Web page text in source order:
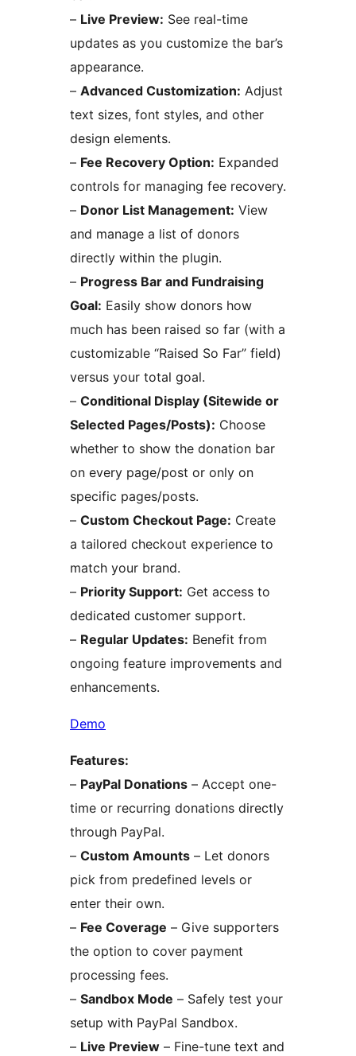
– Live Preview: See real-time
updates as you customize the bar’s
appearance.
– Advanced Customization: Adjust
text sizes, font styles, and other
design elements.
– Fee Recovery Option: Expanded
controls for managing fee recovery.
– Donor List Management: View
and manage a list of donors
directly within the plugin.
– Progress Bar and Fundraising
Goal: Easily show donors how
much has been raised so far (with a
customizable “Raised So Far” field)
versus your total goal.
– Conditional Display (Sitewide or
Selected Pages/Posts): Choose
whether to show the donation bar
on every page/post or only on
specific pages/posts.
– Custom Checkout Page: Create
a tailored checkout experience to
match your brand.
– Priority Support: Get access to
dedicated customer support.
– Regular Updates: Benefit from
ongoing feature improvements and
enhancements.
Demo
Features:
– PayPal Donations – Accept one-
time or recurring donations directly
through PayPal.
– Custom Amounts – Let donors
pick from predefined levels or
enter their own.
– Fee Coverage – Give supporters
the option to cover payment
processing fees.
– Sandbox Mode – Safely test your
setup with PayPal Sandbox.
– Live Preview – Fine-tune text and